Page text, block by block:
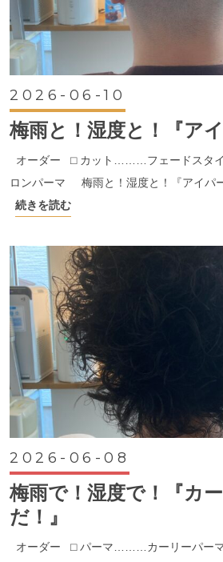
2026-06-10
梅雨と！湿度と！『アイ
オーダー ⬜︎ カット………フェードスタ
ロンパーマ 梅雨と！湿度と！『アイパ
続きを読む
2026-06-08
梅雨で！湿度で！『カ
だ！』
オーダー ⬜︎ パーマ………カーリーパー